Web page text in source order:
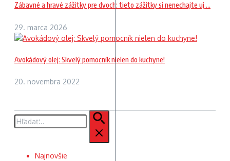
Zábavné a hravé zážitky pre dvoch: tieto zážitky si nenechajte uj ...
29. marca 2026
Avokádový olej: Skvelý pomocník nielen do kuchyne!
20. novembra 2022
Hľadať:
Najnovšie